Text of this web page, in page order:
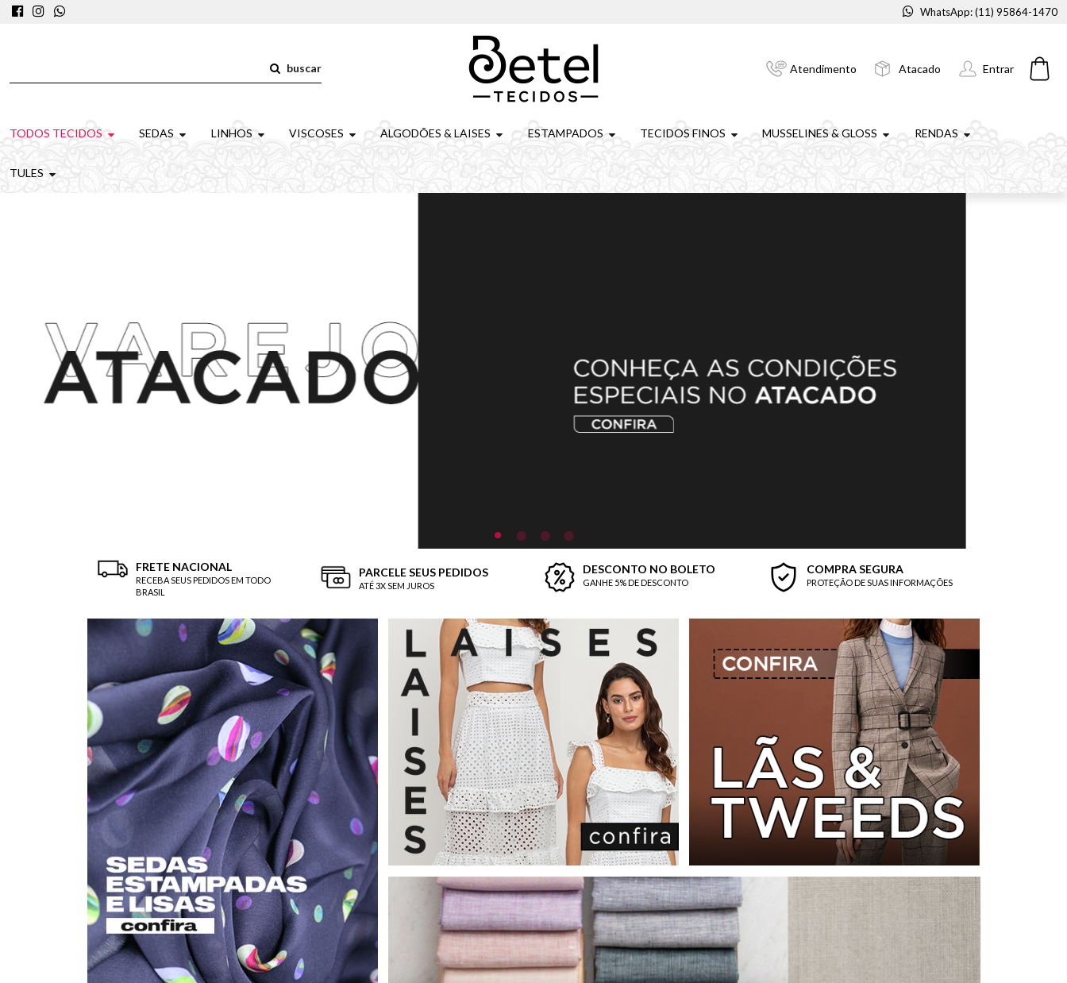
WhatsApp: (11) 95864-1470
buscar Atendimento Atacado Entrar
TODOS TECIDOS SEDAS LINHOS VISCOSES ALGODÕES & LAISES ESTAMPADOS TECIDOS FINOS MUSSELINES & GLOSS RENDAS
TULES
FRETE NACIONAL
RECEBA SEUS PEDIDOS EM TODO
BRASIL
PARCELE SEUS PEDIDOS
ATÉ 3X SEM JUROS
DESCONTO NO BOLETO
GANHE 5% DE DESCONTO
COMPRA SEGURA
PROTEÇÃO DE SUAS INFORMAÇÕES